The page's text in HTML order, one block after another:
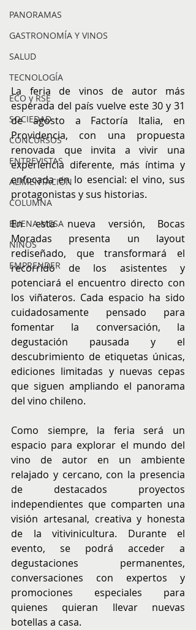
PANORAMAS
GASTRONOMÍA Y VINOS
SALUD
TECNOLOGÍA
ECO y RSE
SOCIEDAD
CONCURSOS
ENTREVISTAS
ALIMENTACIÓN
COLUMNA
BUENA MESA
NIÑOS
EMPRENDER
La feria de vinos de autor más
esperada del país vuelve este 30 y 31
de agosto a Factoría Italia, en
Providencia, con una propuesta
renovada que invita a vivir una
experiencia diferente, más íntima y
enfocada en lo esencial: el vino, sus
protagonistas y sus historias.
En esta nueva versión, Bocas
Moradas presenta un layout
rediseñado, que transformará el
recorrido de los asistentes y
potenciará el encuentro directo con
los viñateros. Cada espacio ha sido
cuidadosamente pensado para
fomentar la conversación, la
degustación pausada y el
descubrimiento de etiquetas únicas,
ediciones limitadas y nuevas cepas
que siguen ampliando el panorama
del vino chileno.
Como siempre, la feria será un
espacio para explorar el mundo del
vino de autor en un ambiente
relajado y cercano, con la presencia
de destacados proyectos
independientes que comparten una
visión artesanal, creativa y honesta
de la vitivinicultura. Durante el
evento, se podrá acceder a
degustaciones permanentes,
conversaciones con expertos y
promociones especiales para
quienes quieran llevar nuevas
botellas a casa.